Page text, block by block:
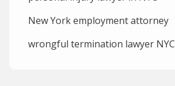
New York employment attorney
wrongful termination lawyer NYC